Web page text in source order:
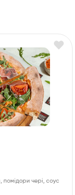
чері, соус